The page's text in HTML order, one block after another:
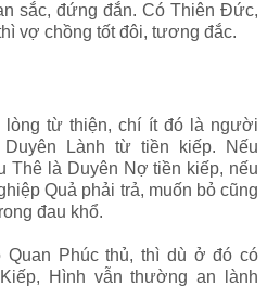
sắc, đứng đắn. Có Thiên Đức,
vợ chồng tốt đôi, tương đắc.
từ thiện, chí ít đó là người
Lành từ tiền kiếp. Nếu
Thê là Duyên Nợ tiền kiếp, nếu
Quả phải trả, muốn bỏ cũng
đau khổ.
Quan Phúc thủ, thì dù ở đó có
Hình vẫn thường an lành